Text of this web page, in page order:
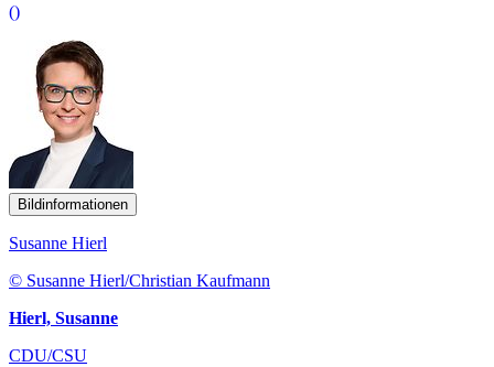
()
Bildinformationen
Susanne Hierl
© Susanne Hierl/Christian Kaufmann
Hierl, Susanne
CDU/CSU